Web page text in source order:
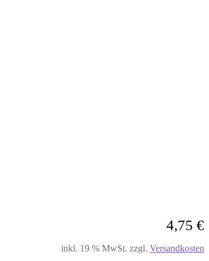
4,75 €
inkl. 19 % MwSt. zzgl. Versandkosten